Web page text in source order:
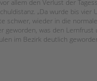
allem den Verlust der
„Da wurde bis vier
schwer, wieder in die
geworden, was den Lernfrust
im Bezirk deutlich